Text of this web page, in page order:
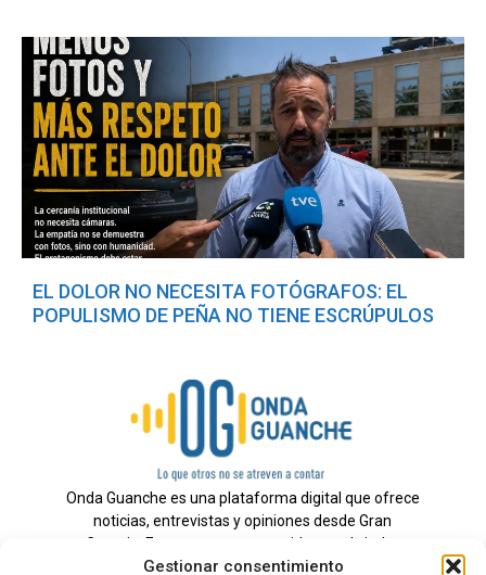
Gestionar consentimiento
EL DOLOR NO NECESITA FOTÓGRAFOS: EL
POPULISMO DE PEÑA NO TIENE ESCRÚPULOS
Onda Guanche es una plataforma digital que ofrece
noticias, entrevistas y opiniones desde Gran
Canaria. Estamos comprometidos con brindar
información veraz y un periodismo independiente a